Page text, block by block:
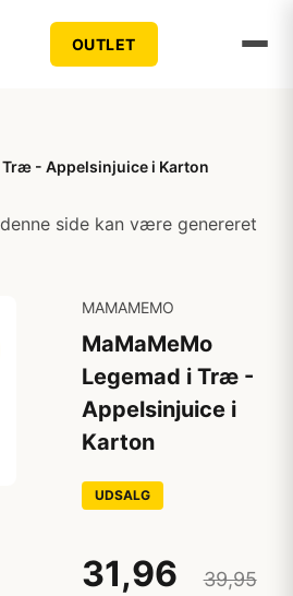
OUTLET
Træ - Appelsinjuice i Karton
side kan være genereret
MAMAMEMO
MaMaMeMo
Legemad i Træ -
Appelsinjuice i
Karton
UDSALG
31,96
39,95